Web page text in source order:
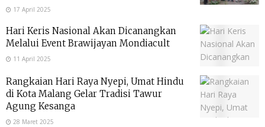
17 April 2025
Hari Keris Nasional Akan Dicanangkan
Melalui Event Brawijayan Mondiacult
11 April 2025
Rangkaian Hari Raya Nyepi, Umat Hindu
di Kota Malang Gelar Tradisi Tawur
Agung Kesanga
28 Maret 2025